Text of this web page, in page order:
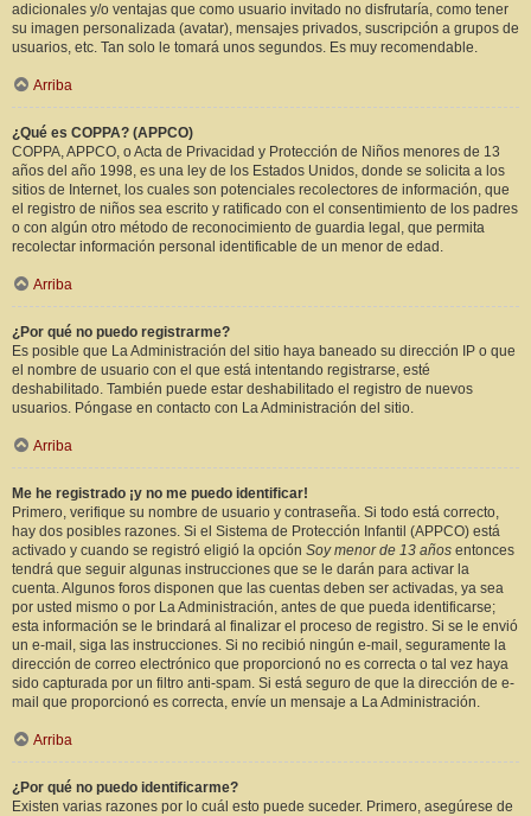
adicionales y/o ventajas que como usuario invitado no disfrutaría, como tener
su imagen personalizada (avatar), mensajes privados, suscripción a grupos de
usuarios, etc. Tan solo le tomará unos segundos. Es muy recomendable.
Arriba
¿Qué es COPPA? (APPCO)
COPPA, APPCO, o Acta de Privacidad y Protección de Niños menores de 13
años del año 1998, es una ley de los Estados Unidos, donde se solicita a los
sitios de Internet, los cuales son potenciales recolectores de información, que
el registro de niños sea escrito y ratificado con el consentimiento de los padres
o con algún otro método de reconocimiento de guardia legal, que permita
recolectar información personal identificable de un menor de edad.
Arriba
¿Por qué no puedo registrarme?
Es posible que La Administración del sitio haya baneado su dirección IP o que
el nombre de usuario con el que está intentando registrarse, esté
deshabilitado. También puede estar deshabilitado el registro de nuevos
usuarios. Póngase en contacto con La Administración del sitio.
Arriba
Me he registrado ¡y no me puedo identificar!
Primero, verifique su nombre de usuario y contraseña. Si todo está correcto,
hay dos posibles razones. Si el Sistema de Protección Infantil (APPCO) está
activado y cuando se registró eligió la opción Soy menor de 13 años entonces
tendrá que seguir algunas instrucciones que se le darán para activar la
cuenta. Algunos foros disponen que las cuentas deben ser activadas, ya sea
por usted mismo o por La Administración, antes de que pueda identificarse;
esta información se le brindará al finalizar el proceso de registro. Si se le envió
un e-mail, siga las instrucciones. Si no recibió ningún e-mail, seguramente la
dirección de correo electrónico que proporcionó no es correcta o tal vez haya
sido capturada por un filtro anti-spam. Si está seguro de que la dirección de e-
mail que proporcionó es correcta, envíe un mensaje a La Administración.
Arriba
¿Por qué no puedo identificarme?
Existen varias razones por lo cuál esto puede suceder. Primero, asegúrese de